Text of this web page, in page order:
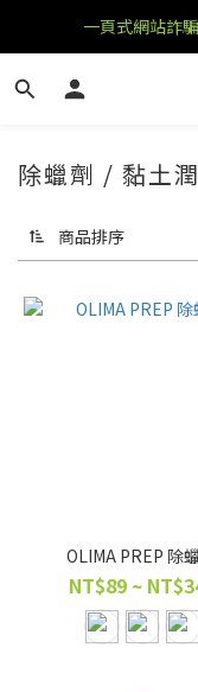
一頁式網站詐
除蠟劑 / 黏土
商品排序
OLIMA PREP 除
NT$89 ~